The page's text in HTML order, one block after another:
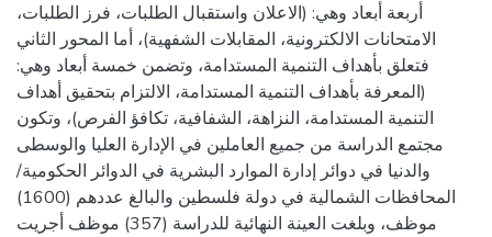
أربعة أبعاد وهي: (الاعلان واستقبال الطلبات، فرز الطلبات،
الامتحانات الالكترونية، المقابلات الشفهية)، أما المحور الثاني
فتعلق بأهداف التنمية المستدامة، وتضمن خمسة أبعاد وهي:
(المعرفة بأهداف التنمية المستدامة، الالتزام بتحقيق أهداف
التنمية المستدامة، النزاهة، الشفافية، تكافؤ الفرص)، وتكون
مجتمع الدراسة من جميع العاملين في الإدارة العليا والوسطى
والدنيا في دوائر إدارة الموارد البشرية في الدوائر الحكومية/
المحافظات الشمالية في دولة فلسطين والبالغ عددهم (1600)
موظف، وبلغت العينة النهائية للدراسة (357) موظف أجريت